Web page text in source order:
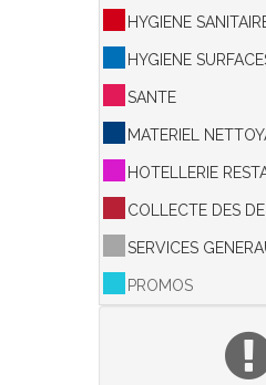
HYGIENE
HYGIENE
SANTE
MATERIEL
HOTELLERIE
COLLECTE DES
SERVICES
PROMOS